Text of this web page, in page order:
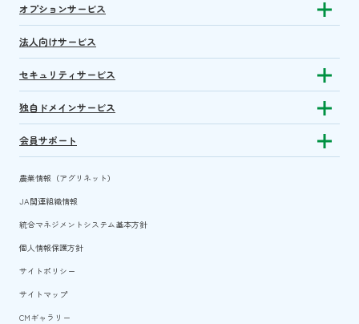
オプションサービス Show
法人向けサービス
セキュリティサービス Show
独自ドメインサービス Show
会員サポート Show
農業情報（アグリネット）
JA関連組織情報
統合マネジメントシステム基本方針
個人情報保護方針
サイトポリシー
サイトマップ
CMギャラリー